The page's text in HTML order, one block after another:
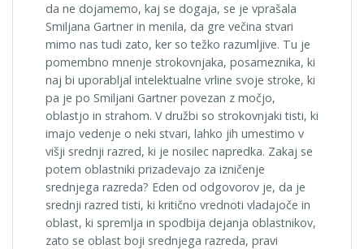
da ne dojamemo, kaj se dogaja, se je vprašala
Smiljana Gartner in menila, da gre večina stvari
mimo nas tudi zato, ker so težko razumljive. Tu je
pomembno mnenje strokovnjaka, posameznika, ki
naj bi uporabljal intelektualne vrline svoje stroke, ki
pa je po Smiljani Gartner povezan z močjo,
oblastjo in strahom. V družbi so strokovnjaki tisti, ki
imajo vedenje o neki stvari, lahko jih umestimo v
višji srednji razred, ki je nosilec napredka. Zakaj se
potem oblastniki prizadevajo za izničenje
srednjega razreda? Eden od odgovorov je, da je
srednji razred tisti, ki kritično vrednoti vladajoče in
oblast, ki spremlja in spodbija dejanja oblastnikov,
zato se oblast boji srednjega razreda, pravi